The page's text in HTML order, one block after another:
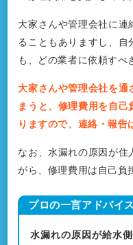
大家さんや管理会社に連
ることもありますし、自
も、どの業者に依頼すべ
大家さんや管理会社を通
まうと、修理費用を自
りますので、連絡・報告
なお、水漏れの原因が住
がら、修理費用は自己負
水漏れの原因が給水